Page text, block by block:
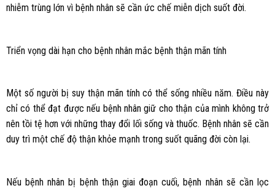
nhiễm trùng lớn vì bệnh nhân sẽ cần ức chế miễn dịch suốt đời.
Triển vọng dài hạn cho bệnh nhân mắc bệnh thận mãn tính
Một số người bị suy thận mãn tính có thể sống nhiều năm. Điều này
chỉ có thể đạt được nếu bệnh nhân giữ cho thận của mình không trở
nên tồi tệ hơn với những thay đổi lối sống và thuốc. Bệnh nhân sẽ cần
duy trì một chế độ thận khỏe mạnh trong suốt quãng đời còn lại.
Nếu bệnh nhân bị bệnh thận giai đoạn cuối, bệnh nhân sẽ cần lọc